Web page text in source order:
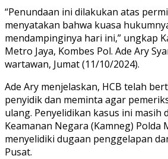
“Penundaan ini dilakukan atas
menyatakan bahwa kuasa
mendampinginya hari ini,” ungkap
Metro Jaya, Kombes Pol. Ade Ary
wartawan, Jumat (11/10/2024).
Ade Ary menjelaskan, HCB telah
penyidik dan meminta agar
ulang. Penyelidikan kasus ini masih
Keamanan Negara (Kamneg) Polda
menyelidiki dugaan penggelapan
Pusat.